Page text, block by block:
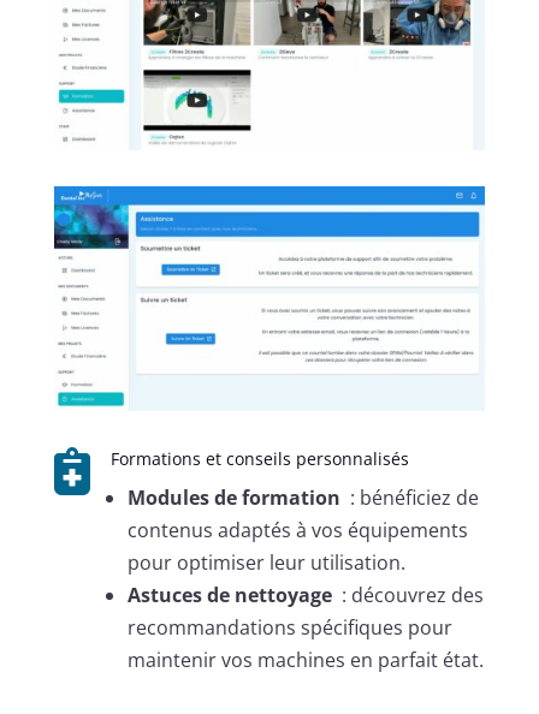
 Formations et conseils personnalisés
Modules de formation : bénéficiez de
contenus adaptés à vos équipements
pour optimiser leur utilisation.
Astuces de nettoyage : découvrez des
recommandations spécifiques pour
maintenir vos machines en parfait état.